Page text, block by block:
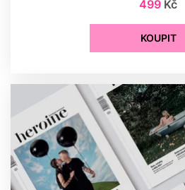
499 Kč
KOUPIT